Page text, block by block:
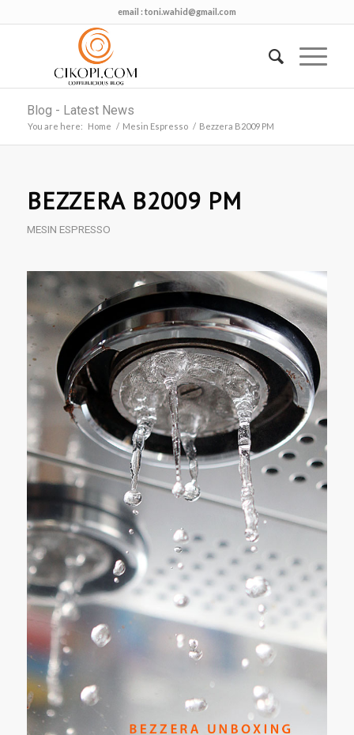
email : toni.wahid@gmail.com
Blog - Latest News
You are here: Home / Mesin Espresso / Bezzera B2009 PM
BEZZERA B2009 PM
MESIN ESPRESSO